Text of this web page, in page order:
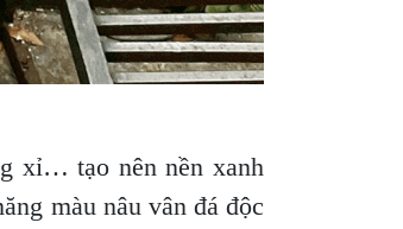
xỉ… tạo nên nền xanh
màu nâu vân đá độc